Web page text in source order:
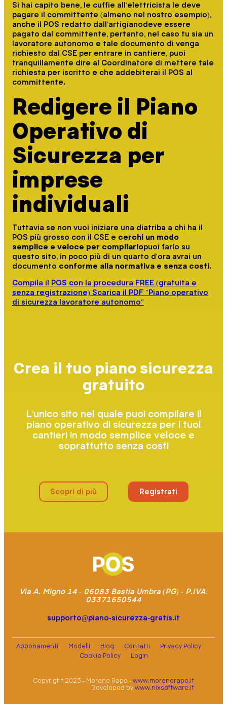
Si hai capito bene, le cuffie all'elettricista le deve
pagare il committente (almeno nel nostro esempio),
anche il POS redatto dall'artigianodeve essere
pagato dal committente, pertanto, nel caso tu sia un
lavoratore autonomo e tale documento di venga
richiesto dal CSE per entrare in cantiere, puoi
tranquillamente dire al Coordinatore di mettere tale
richiesta per iscritto e che addebiterai il POS al
committente.
Redigere il Piano
Operativo di
Sicurezza per
imprese
individuali
Tuttavia se non vuoi iniziare una diatriba a chi ha il
POS più grosso con il CSE e cerchi un modo
semplice e veloce per compilarlopuoi farlo su
questo sito, in poco più di un quarto d'ora avrai un
documento conforme alla normativa e senza costi.
Compila il POS con la procedura FREE (gratuita e
senza registrazione) Scarica il PDF "Piano operativo
di sicurezza lavoratore autonomo"
Crea il tuo piano sicurezza
gratuito
L'unico sito nel quale puoi compilare il
piano operativo di sicurezza per i tuoi
cantieri in modo semplice veloce e
soprattutto senza costi
Scopri di più Registrati
Via A. Migno 14 - 06083 Bastia Umbra (PG) - P.IVA:
03371650544
supporto@piano-sicurezza-gratis.it
Abbonamenti Modelli Blog Contatti
Privacy Policy
Cookie Policy
Login
Copyright 2023 - Moreno Rapo - www.morenorapo.it
Developed by www.nixsoftware.it